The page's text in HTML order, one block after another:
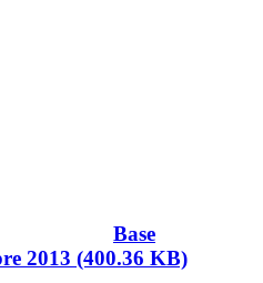
Base
2013 (400.36 KB)